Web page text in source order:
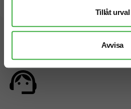
Tillåt urval
Avvisa
Vi hjälper dig gärna!